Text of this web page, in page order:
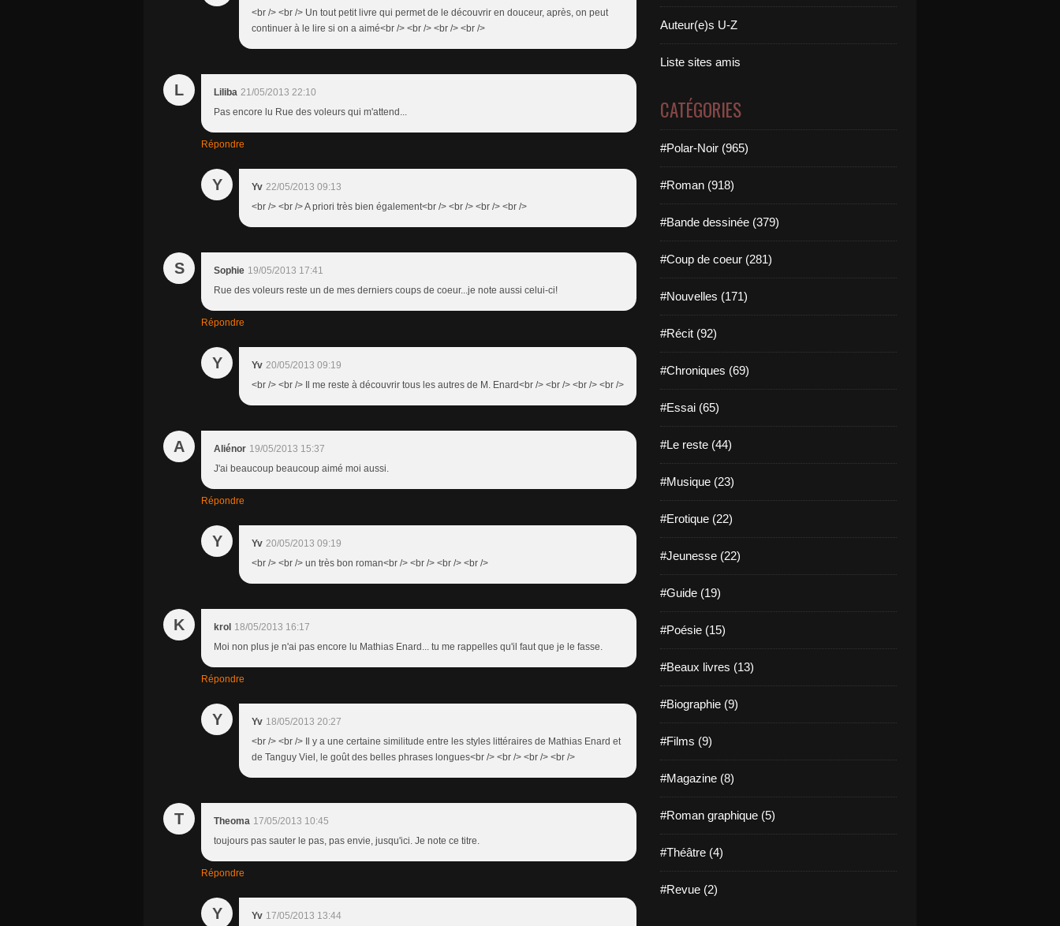
<br /> <br /> Un tout petit livre qui permet de le découvrir en douceur, après, on peut
continuer à le lire si on a aimé<br /> <br /> <br /> <br />
L Liliba 21/05/2013 22:10
Pas encore lu Rue des voleurs qui m'attend...
Répondre
Y Yv 22/05/2013 09:13
<br /> <br /> A priori très bien également<br /> <br /> <br /> <br />
S Sophie 19/05/2013 17:41
Rue des voleurs reste un de mes derniers coups de coeur...je note aussi celui-ci!
Répondre
Y Yv 20/05/2013 09:19
<br /> <br /> Il me reste à découvrir tous les autres de M. Enard<br /> <br /> <br /> <br />
A Aliénor 19/05/2013 15:37
J'ai beaucoup beaucoup aimé moi aussi.
Répondre
Y Yv 20/05/2013 09:19
<br /> <br /> un très bon roman<br /> <br /> <br /> <br />
K krol 18/05/2013 16:17
Moi non plus je n'ai pas encore lu Mathias Enard... tu me rappelles qu'il faut que je le fasse.
Répondre
Y Yv 18/05/2013 20:27
<br /> <br /> Il y a une certaine similitude entre les styles littéraires de Mathias Enard et
de Tanguy Viel, le goût des belles phrases longues<br /> <br /> <br /> <br />
T Theoma 17/05/2013 10:45
toujours pas sauter le pas, pas envie, jusqu'ici. Je note ce titre.
Répondre
Y Yv 17/05/2013 13:44
Auteur(e)s U-Z
Liste sites amis
CATÉGORIES
#Polar-Noir (965)
#Roman (918)
#Bande dessinée (379)
#Coup de coeur (281)
#Nouvelles (171)
#Récit (92)
#Chroniques (69)
#Essai (65)
#Le reste (44)
#Musique (23)
#Erotique (22)
#Jeunesse (22)
#Guide (19)
#Poésie (15)
#Beaux livres (13)
#Biographie (9)
#Films (9)
#Magazine (8)
#Roman graphique (5)
#Théâtre (4)
#Revue (2)